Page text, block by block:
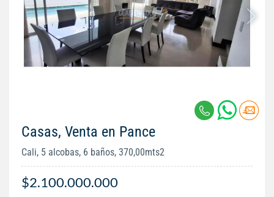
Casas, Venta en Pance
Cali, 5 alcobas, 6 baños, 370,00mts2
$2.100.000.000